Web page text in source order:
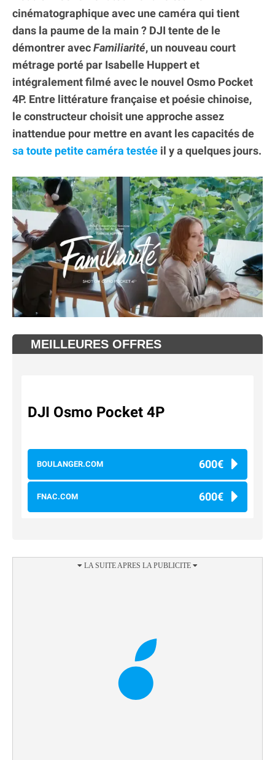
cinématographique avec une caméra qui tient
dans la paume de la main ? DJI tente de le
démontrer avecFamiliarité, un nouveau court
métrage porté par Isabelle Huppert et
intégralement filmé avec le nouvel Osmo Pocket
4P. Entre littérature française et poésie chinoise,
le constructeur choisit une approche assez
inattendue pour mettre en avant les capacités de
sa toute petite caméra testée il y a quelques jours.
MEILLEURES OFFRES
DJI Osmo Pocket 4P
BOULANGER.COM 600€
FNAC.COM 600€